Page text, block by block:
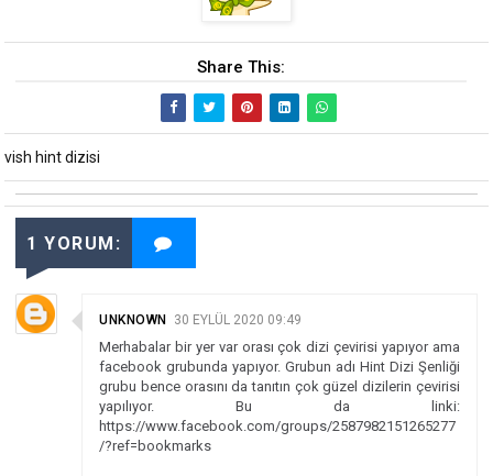
Share This:
vish hint dizisi
1 YORUM:
UNKNOWN 30 EYLÜL 2020 09:49
Merhabalar bir yer var orası çok dizi çevirisi yapıyor ama
facebook grubunda yapıyor. Grubun adı Hint Dizi Şenliği
grubu bence orasını da tanıtın çok güzel dizilerin çevirisi
yapılıyor. Bu da linki:
https://www.facebook.com/groups/2587982151265277
/?ref=bookmarks